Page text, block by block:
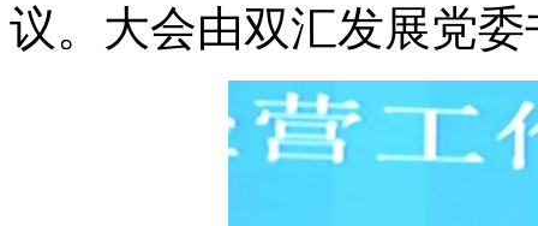
议。大会由双汇发展党